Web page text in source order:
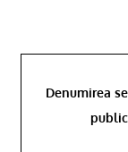
Denumirea
public